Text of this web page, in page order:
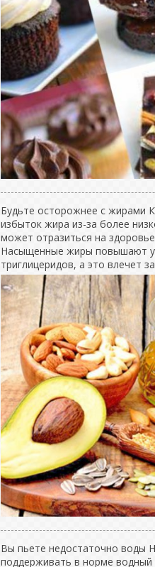
Будьте осторожнее с жирами
избыток жира из-за более
может отразиться на
Насыщенные жиры повышают
триглицеридов, а это влечет
Вы пьете недостаточно воды
поддерживать в норме водный